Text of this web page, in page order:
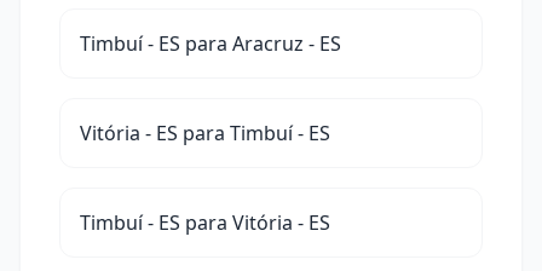
Timbuí - ES para Aracruz - ES
Vitória - ES para Timbuí - ES
Timbuí - ES para Vitória - ES